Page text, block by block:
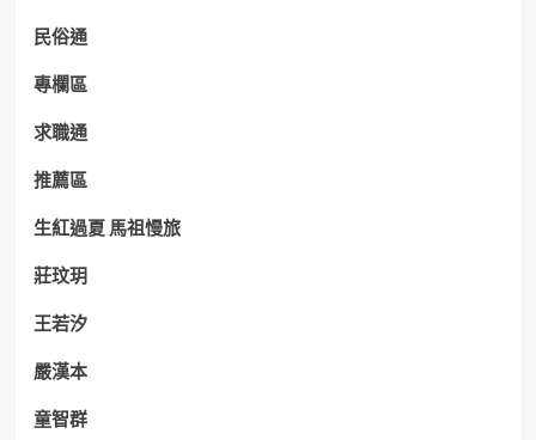
民俗通
專欄區
求職通
推薦區
生紅過夏 馬祖慢旅
莊玟玥
王若汐
嚴漢本
童智群